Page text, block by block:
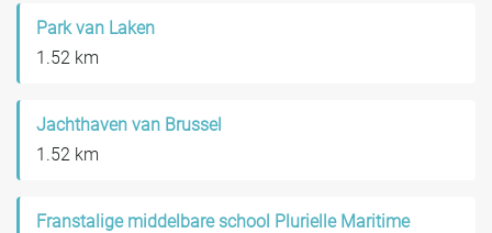
Park van Laken
1.52 km
Jachthaven van Brussel
1.52 km
Franstalige middelbare school Plurielle Maritime